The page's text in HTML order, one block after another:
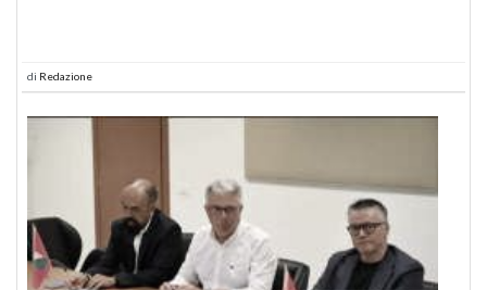
di Redazione